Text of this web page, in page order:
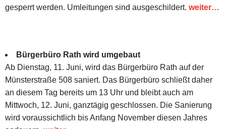
gesperrt werden. Umleitungen sind ausgeschildert. weiter…
Bürgerbüro Rath wird umgebaut
Ab Dienstag, 11. Juni, wird das Bürgerbüro Rath auf der
Münsterstraße 508 saniert. Das Bürgerbüro schließt daher
an diesem Tag bereits um 13 Uhr und bleibt auch am
Mittwoch, 12. Juni, ganztägig geschlossen. Die Sanierung
wird voraussichtlich bis Anfang November diesen Jahres